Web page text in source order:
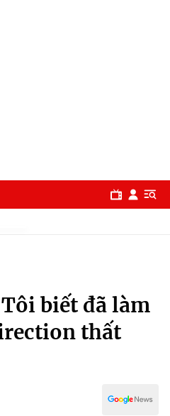
biết đã làm
thất